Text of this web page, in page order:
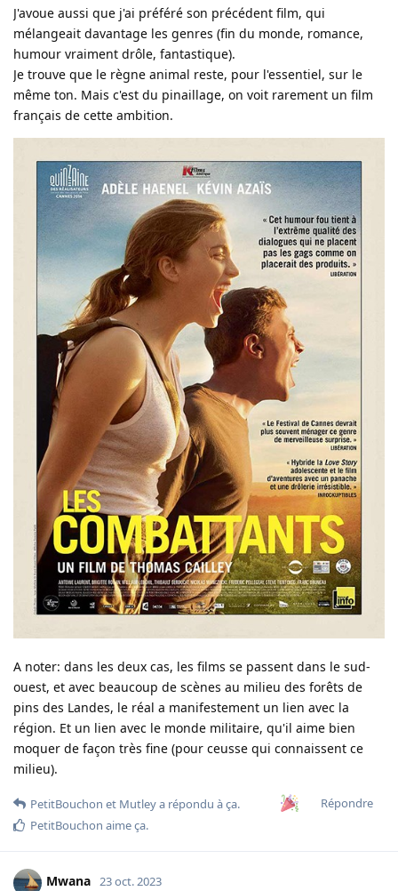
J'avoue aussi que j'ai préféré son précédent film, qui
mélangeait davantage les genres (fin du monde, romance,
humour vraiment drôle, fantastique).
Je trouve que le règne animal reste, pour l'essentiel, sur le
même ton. Mais c'est du pinaillage, on voit rarement un film
français de cette ambition.
A noter: dans les deux cas, les films se passent dans le sud-
ouest, et avec beaucoup de scènes au milieu des forêts de
pins des Landes, le réal a manifestement un lien avec la
région. Et un lien avec le monde militaire, qu'il aime bien
moquer de façon très fine (pour ceusse qui connaissent ce
milieu).
Répondre
PetitBouchon et Mutleya répondu à ça.
PetitBouchon aime ça.
Mwana 23 oct. 2023